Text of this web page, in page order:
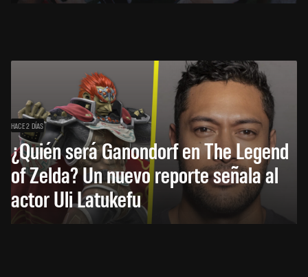
HACE 2 DÍAS
¿Quién será Ganondorf en The Legend
of Zelda? Un nuevo reporte señala al
actor Uli Latukefu